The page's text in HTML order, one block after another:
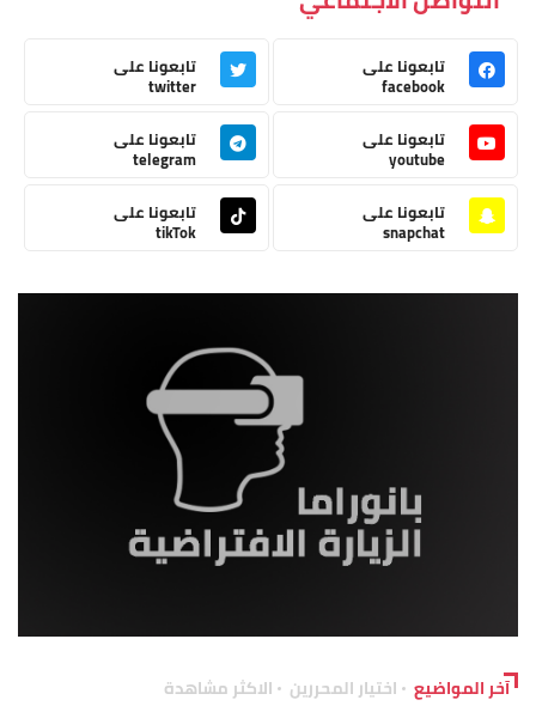
تابعونا على
facebook
تابعونا على
twitter
تابعونا على
youtube
تابعونا على
telegram
تابعونا على
snapchat
تابعونا على
tikTok
آخر المواضيع اختيار المحررين الاكثر مشاهدة